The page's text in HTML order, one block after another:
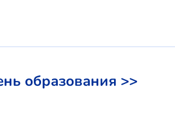
образования >>